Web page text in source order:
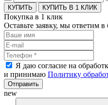
КУПИТЬ В 1 КЛИК
Покупка в 1 клик
Оставьте заявку, мы ответим
Я даю согласие на
и принимаю Политику
Отправить
new